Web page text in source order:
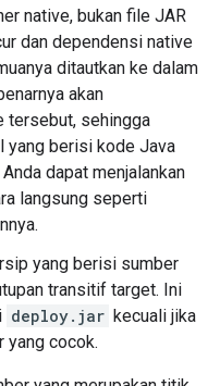
native, bukan file JAR
dan dependensi native
ditautkan ke dalam
akan
tersebut, sehingga
yang berisi kode Java
dapat menjalankan
langsung seperti
yang berisi sumber
transitif target. Ini
deploy.jar kecuali jika
yang cocok.